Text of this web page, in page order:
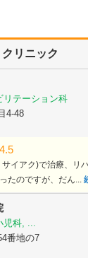
リニック
リテーション科
4-48
4.5
イアク)で治療、リ
たのですが、だん...
児科, ...
番地の7